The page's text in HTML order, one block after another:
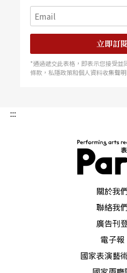
曲子，葉娟礽在台上即興演
浸在古箏清明如空氣的樂音
出熱烈的掌聲，連同場演出
感到驚訝，稱讚她說：「你
合作，葉娟礽感到萬分榮幸
到陳必先謙遜的大師丰采。
家專注在創作上，自我意識
個很懂得生活的藝術家，會
到生活上的小細節，「以前
習一次就台上見，但是陳必
練習，很替別人設想。」
立即訂
*通過遞交此表格，即表示您接受並
條款，私隱政策和個人資料收集聲明
:::
關於我
聯絡我
廣告刊
電子報
國家表演藝